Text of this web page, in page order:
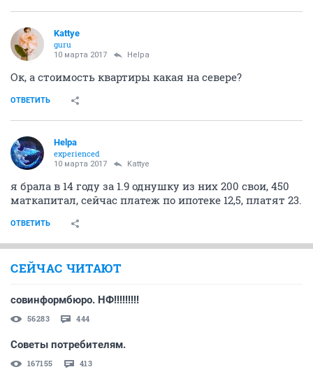
Kattye
guru
10 марта 2017 Helpa
Ок, а стоимость квартиры какая на севере?
ОТВЕТИТЬ
Helpa
experienced
10 марта 2017 Kattye
я брала в 14 году за 1.9 однушку из них 200 свои, 450
маткапитал, сейчас платеж по ипотеке 12,5, платят 23.
ОТВЕТИТЬ
СЕЙЧАС ЧИТАЮТ
совинформбюро. НФ!!!!!!!!!
56283 444
Советы потребителям.
167155 413